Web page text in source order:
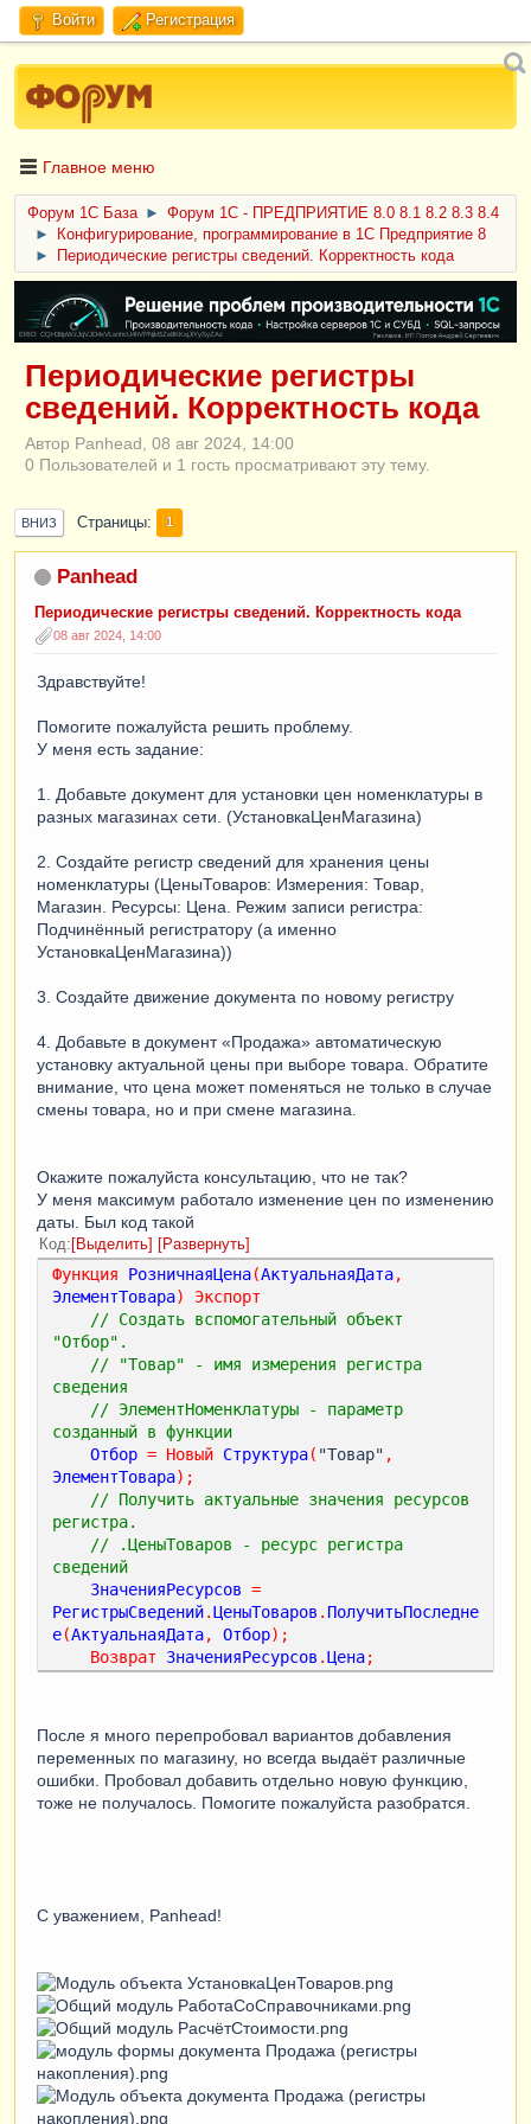
Войти Регистрация
Главное меню
Форум 1C База ►
Форум 1С - ПРЕДПРИЯТИЕ 8.0 8.1 8.2 8.3 8.4
►
Конфигурирование, программирование в 1С Предприятие 8
►
Периодические регистры сведений. Корректность кода
ERID: CQH36pWzJqVJD4xVLsnhcU4hVPNjkBZe8KKxjJiYySyZAz
Периодические регистры
сведений. Корректность кода
Автор Panhead, 08 авг 2024, 14:00
0 Пользователей и 1 гость просматривают эту тему.
ВНИЗ Страницы 1
Panhead
Периодические регистры сведений. Корректность кода
08 авг 2024, 14:00
Здравствуйте!
Помогите пожалуйста решить проблему.
У меня есть задание:
1. Добавьте документ для установки цен номенклатуры в
разных магазинах сети. (УстановкаЦенМагазина)
2. Создайте регистр сведений для хранения цены
номенклатуры (ЦеныТоваров: Измерения: Товар,
Магазин. Ресурсы: Цена. Режим записи регистра:
Подчинённый регистратору (а именно
УстановкаЦенМагазина))
3. Создайте движение документа по новому регистру
4. Добавьте в документ «Продажа» автоматическую
установку актуальной цены при выборе товара. Обратите
внимание, что цена может поменяться не только в случае
смены товара, но и при смене магазина.
Окажите пожалуйста консультацию, что не так?
У меня максимум работало изменение цен по изменению
даты. Был код такой
Код Выделить Развернуть
Функция РозничнаяЦена(АктуальнаяДата,
ЭлементТовара)
Экспорт
// Создать вспомогательный объект
"Отбор".
// "Товар" - имя измерения регистра
сведения
// ЭлементНоменклатуры - параметр
созданный в функции
Отбор = Новый Структура( "Товар" ,
ЭлементТовара);
// Получить актуальные значения ресурсов
регистра.
// .ЦеныТоваров - ресурс регистра
сведений
ЗначенияРесурсов =
РегистрыСведений.ЦеныТоваров . ПолучитьПоследне
е(АктуальнаяДата, Отбор);
Возврат
ЗначенияРесурсов .Цена;
После я много перепробовал вариантов добавления
переменных по магазину, но всегда выдаёт различные
ошибки. Пробовал добавить отдельно новую функцию,
тоже не получалось. Помогите пожалуйста разобратся.
С уважением, Panhead!